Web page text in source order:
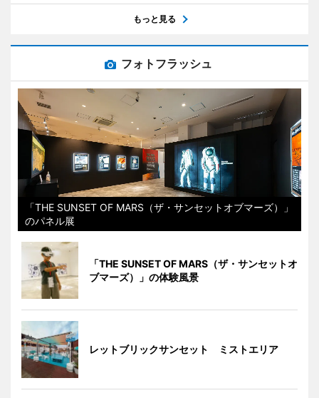
もっと見る
フォトフラッシュ
「THE SUNSET OF MARS（ザ・サンセットオブマーズ）」
のパネル展
「THE SUNSET OF MARS（ザ・サンセットオ
ブマーズ）」の体験風景
レットブリックサンセット ミストエリア